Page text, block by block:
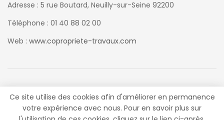
Adresse : 5 rue Boutard, Neuilly-sur-Seine 92200
Téléphone : 01 40 88 02 00
Web : www.copropriete-travaux.com
© 2021Copropriété & Travaux- Tous droits réservés. Réalisé par
Ce site utilise des cookies afin d'améliorer en permanence
votre expérience avec nous. Pour en savoir plus sur